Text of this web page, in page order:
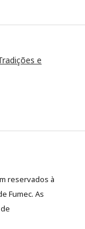
e
reservados à
Fumec. As